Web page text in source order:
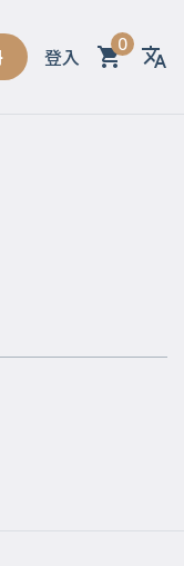
登入 0